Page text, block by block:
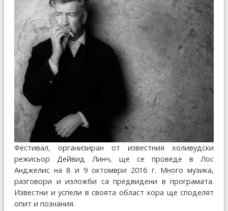
Фестивал, организиран от известния холивудски
режисьор Дейвид Линч, ще се проведе в Лос
Анджелис на 8 и 9 октомври 2016 г. Много музика,
разговори и изложби са предвидени в програмата.
Известни и успели в своята област хора ще споделят
опит и познания.